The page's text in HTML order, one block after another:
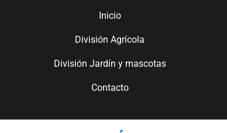
Inicio
División Agrícola
División Jardín y mascotas
Contacto